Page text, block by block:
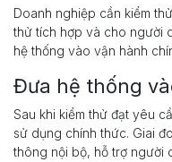
Doanh nghiệp cần kiểm
thử tích hợp và cho người
hệ thống vào vận hành
Đưa hệ thống
Sau khi kiểm thử đạt yêu
sử dụng chính thức. Giai
thông nội bộ, hỗ trợ người